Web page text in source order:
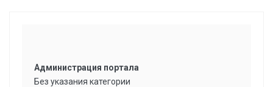
Администрация портала
Без указания категории